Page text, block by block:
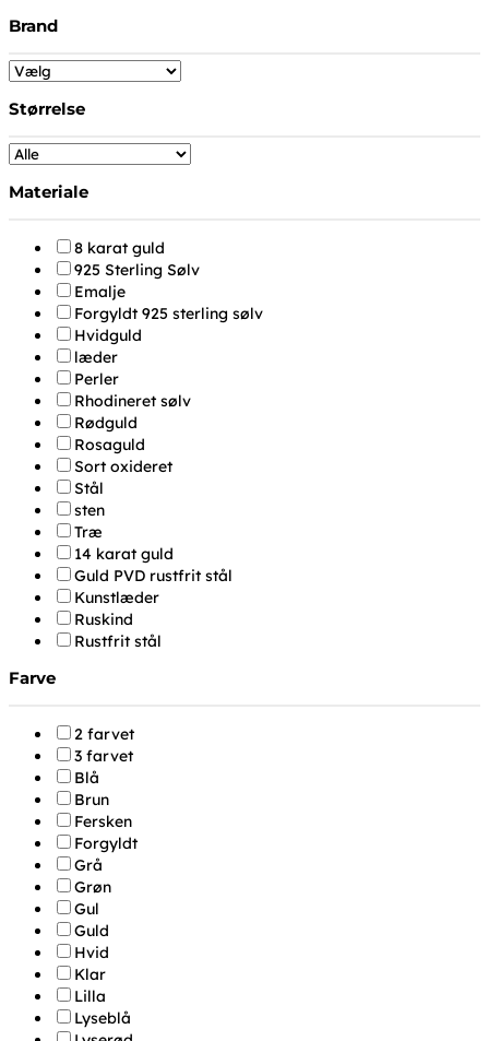
Brand
Størrelse
Materiale
8 karat guld
925 Sterling Sølv
Emalje
Forgyldt 925 sterling sølv
Hvidguld
læder
Perler
Rhodineret sølv
Rødguld
Rosaguld
Sort oxideret
Stål
sten
Træ
14 karat guld
Guld PVD rustfrit stål
Kunstlæder
Ruskind
Rustfrit stål
Farve
2 farvet
3 farvet
Blå
Brun
Fersken
Forgyldt
Grå
Grøn
Gul
Guld
Hvid
Klar
Lilla
Lyseblå